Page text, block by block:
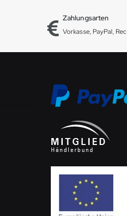
Zahlungsarten
Vorkasse, PayPal,